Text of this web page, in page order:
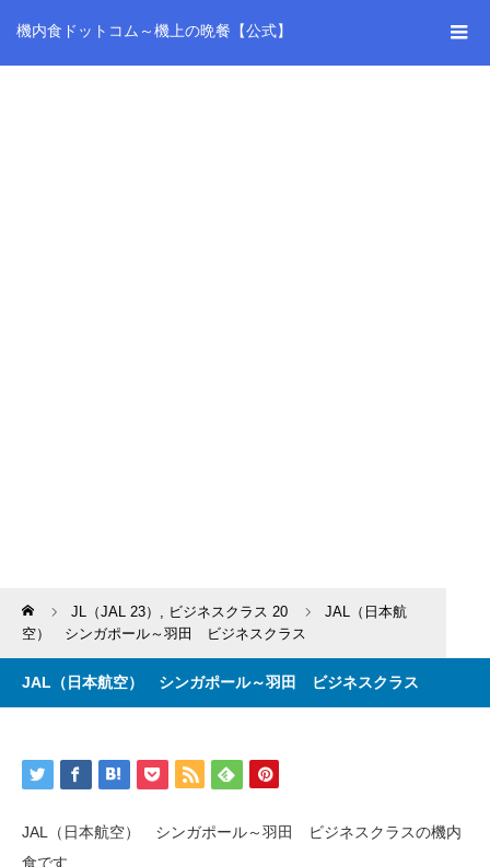
機内食ドットコム～機上の晩餐【公式】
Home JL（JAL 23） , ビジネスクラス 20
JAL（日本航
空） シンガポール～羽田 ビジネスクラス
JAL（日本航空） シンガポール～羽田 ビジネスクラス
JAL（日本航空） シンガポール～羽田 ビジネスクラスの機内
食です